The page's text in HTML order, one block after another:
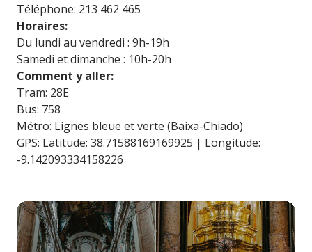
Téléphone: 213 462 465
Horaires:
Du lundi au vendredi : 9h-19h
Samedi et dimanche : 10h-20h
Comment y aller:
Tram: 28E
Bus: 758
Métro: Lignes bleue et verte (Baixa-Chiado)
GPS: Latitude: 38.71588169169925 | Longitude:
-9.142093334158226